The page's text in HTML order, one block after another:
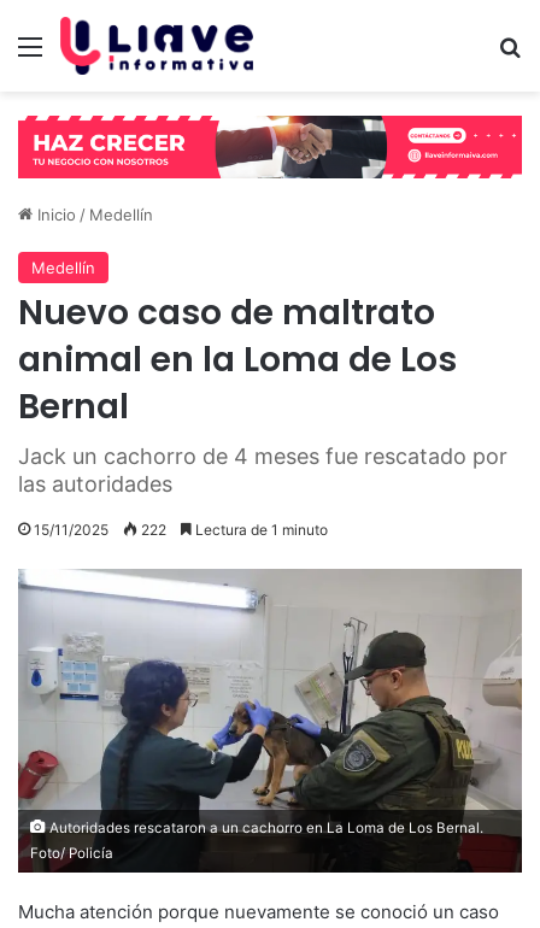
Menú
Inicio / Medellín
Medellín
Nuevo caso de maltrato
animal en la Loma de Los
Bernal
Jack un cachorro de 4 meses fue rescatado por
las autoridades
15/11/2025 222 Lectura de 1 minuto
Autoridades rescataron a un cachorro en La Loma de Los Bernal.
Foto/ Policía
Mucha atención porque nuevamente se conoció un caso